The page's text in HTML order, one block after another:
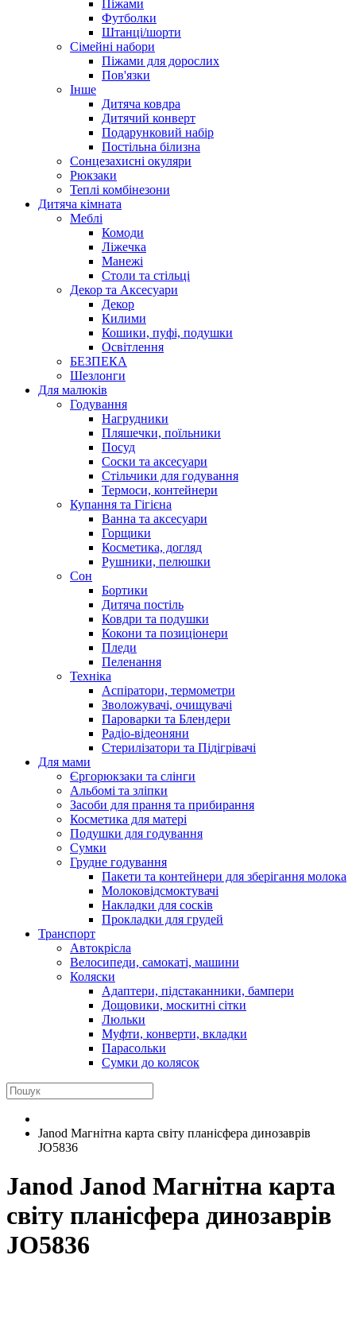
Піжами
Футболки
Штанці/шорти
Сімейні набори
Піжами для дорослих
Пов'язки
Інше
Дитяча ковдра
Дитячий конверт
Подарунковий набір
Постільна білизна
Сонцезахисні окуляри
Рюкзаки
Теплі комбінезони
Дитяча кімната
Меблі
Комоди
Ліжечка
Манежі
Столи та стільці
Декор та Аксесуари
Декор
Килими
Кошики, пуфі, подушки
Освітлення
БЕЗПЕКА
Шезлонги
Для малюків
Годування
Нагрудники
Пляшечки, поїльники
Посуд
Соски та аксесуари
Стільчики для годування
Термоси, контейнери
Купання та Гігієна
Ванна та аксесуари
Горщики
Косметика, догляд
Рушники, пелюшки
Сон
Бортики
Дитяча постіль
Ковдри та подушки
Кокони та позиціонери
Пледи
Пеленання
Техніка
Аспіратори, термометри
Зволожувачі, очищувачі
Пароварки та Блендери
Радіо-відеоняни
Стерилізатори та Підігрівачі
Для мами
Єргорюкзаки та слінги
Альбомі та зліпки
Засоби для прання та прибирання
Косметика для матері
Подушки для годування
Сумки
Грудне годування
Пакети та контейнери для зберігання молока
Молоковідсмоктувачі
Накладки для сосків
Прокладки для грудей
Транспорт
Автокрісла
Велосипеди, самокаті, машини
Коляски
Адаптери, підстаканники, бампери
Дощовики, москитні сітки
Люльки
Муфти, конверти, вкладки
Парасольки
Сумки до колясок
Janod Магнітна карта світу планісфера динозаврів
JO5836
Janod Janod Магнітна карта
світу планісфера динозаврів
JO5836